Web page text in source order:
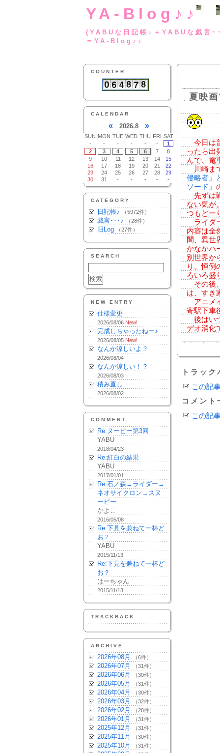
YA-Blog♪♪
(YABUな日記帳♪
＝YA-Blog♪♪
COUNTER
CALENDAR
« 2026.8 »
SUN MON TUE WED THU FRI SAT
-
- - - - -
1
2
3 4 5 6 7
8
9
10 11 12 13 14
15
16
17 18 19 20 21
22
23
24 25 26 27 28
29
30
31 - - - - -
CATEGORY
日記帳♪ （5972件）
戯言･･･♪ （28件）
旧Log （27件）
SEARCH
NEW ENTRY
仕様変更
2026/08/06 New!
完成しちゃったねー♪
2026/08/05 New!
なんか涼しいよ？
2026/08/04
なんか涼しい！？
2026/08/03
積み直し
2026/08/02
COMMENT
Re:ヌーピー第3回
YABU
2018/04/23
Re:紅白の結果
YABU
2017/01/01
Re:石ノ森→ライダー→
ネオサイクロン→スヌ
ーピー
かよこ
2016/05/08
Re:下見を兼ねて一杯ど
お？
YABU
2015/11/13
Re:下見を兼ねて一杯ど
お？
はーちゃん
2015/11/13
TRACKBACK
ARCHIVE
2026年08月 （6件）
2026年07月 （31件）
2026年06月 （30件）
2026年05月 （31件）
2026年04月 （30件）
2026年03月 （32件）
2026年02月 （28件）
2026年01月 （31件）
2025年12月 （31件）
2025年11月 （30件）
2025年10月 （31件）
夏映
今日は
ったら出
んで、電
川崎ま
侵略者』
ソード』
先ずは
ない気が
つもどー
ライダ
内容は全
間、異世
かなかハ
別世界か
り。恒例
ろいろ盛
その後
は、すき
アニメ
寄駅下車
後はい
デオ消化
トラッ
この記
コメント
この記